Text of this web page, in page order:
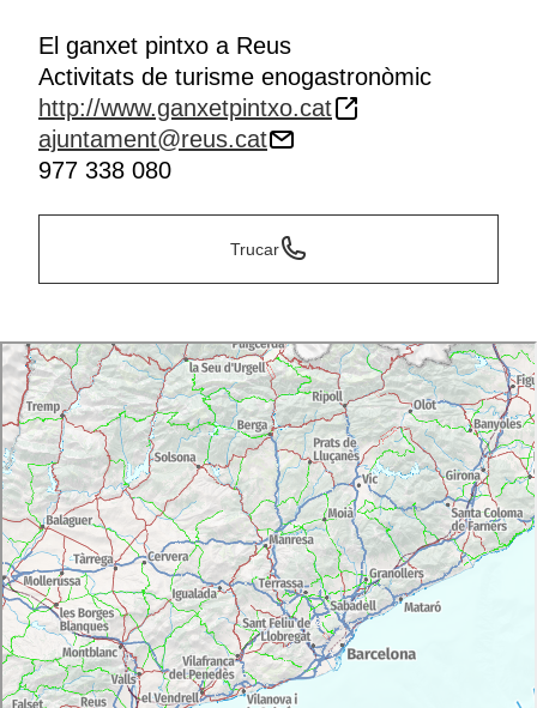
El ganxet pintxo a Reus
Activitats de turisme enogastronòmic
http://www.ganxetpintxo.cat
ajuntament@reus.cat
977 338 080
Trucar